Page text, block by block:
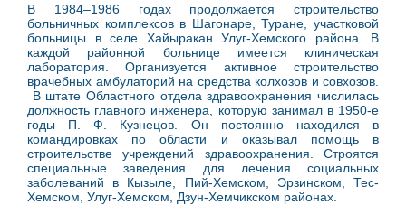
В 1984–1986 годах продолжается строительство
больничных комплексов в Шагонаре, Туране, участковой
больницы в селе Хайыракан Улуг-Хемского района. В
каждой районной больнице имеется клиническая
лаборатория. Организуется активное строительство
врачебных амбулаторий на средства колхозов и совхозов.
В штате Областного отдела здравоохранения числилась
должность главного инженера, которую занимал в 1950-е
годы П. Ф. Кузнецов. Он постоянно находился в
командировках по области и оказывал помощь в
строительстве учреждений здравоохранения. Строятся
специальные заведения для лечения социальных
заболеваний в Кызыле, Пий-Хемском, Эрзинском, Тес-
Хемском, Улуг-Хемском, Дзун-Хемчикском районах.